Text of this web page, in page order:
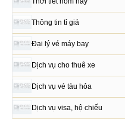
Thông tin tỉ giá
Đại lý vé máy bay
Dịch vụ cho thuê xe
Dịch vụ vé tàu hỏa
Dịch vụ visa, hộ chiếu